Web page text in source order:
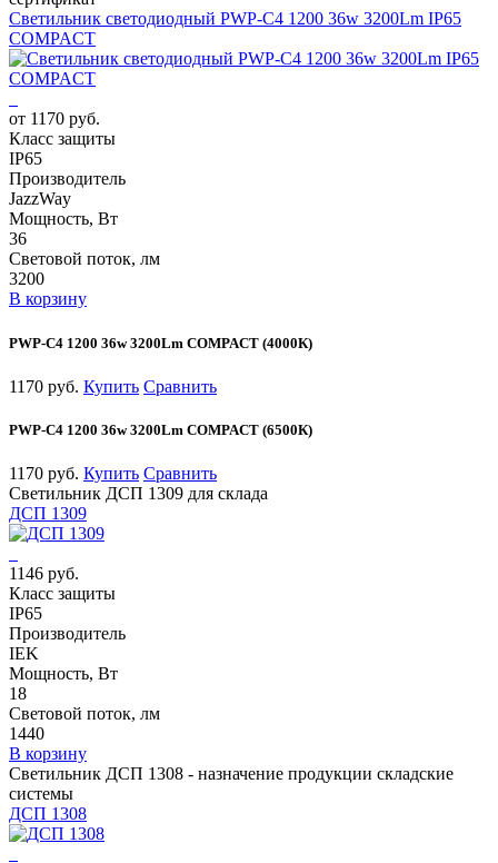
Светильник светодиодный PWP-С4 1200 36w 3200Lm IP65
COMPACT
от 1170 руб.
Класс защиты
IP65
Производитель
JazzWay
Мощность, Вт
36
Световой поток, лм
3200
В корзину
PWP-С4 1200 36w 3200Lm COMPACT (4000К)
1170 руб. Купить Сравнить
PWP-С4 1200 36w 3200Lm COMPACT (6500К)
1170 руб. Купить Сравнить
Светильник ДСП 1309 для склада
ДСП 1309
1146 руб.
Класс защиты
IP65
Производитель
IEK
Мощность, Вт
18
Световой поток, лм
1440
В корзину
Светильник ДСП 1308 - назначение продукции складские
системы
ДСП 1308